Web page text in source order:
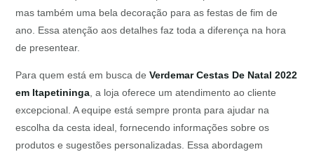
mas também uma bela decoração para as festas de fim de
ano. Essa atenção aos detalhes faz toda a diferença na hora
de presentear.
Para quem está em busca deVerdemar Cestas De Natal 2022
em Itapetininga , a loja oferece um atendimento ao cliente
excepcional. A equipe está sempre pronta para ajudar na
escolha da cesta ideal, fornecendo informações sobre os
produtos e sugestões personalizadas. Essa abordagem